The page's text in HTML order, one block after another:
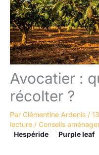
Avocatier :
récolter ?
Par Clémentine Ardenis /
lecture / Conseils
Hespéride
Purple leaf